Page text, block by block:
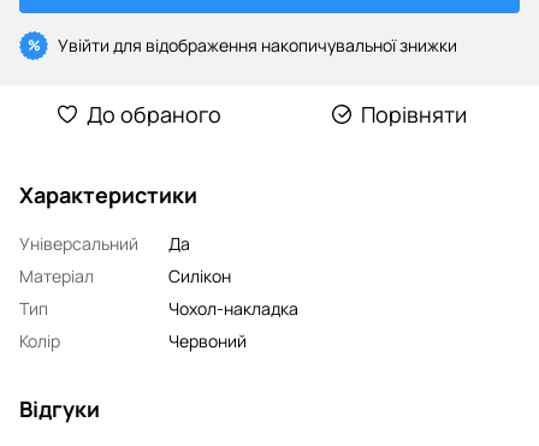
% Увійти для відображення накопичувальної знижки
До обраного Порівняти
Характеристики
Універсальний
Да
Матеріал
Силікон
Тип
Чохол-накладка
Колір
Червоний
Відгуки